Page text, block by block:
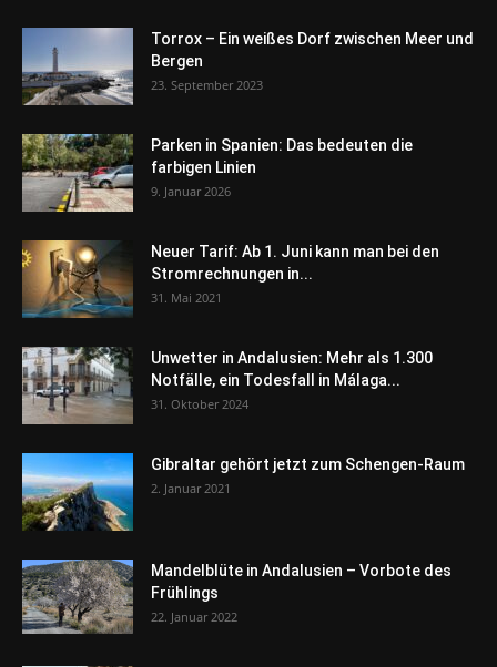
Torrox – Ein weißes Dorf zwischen Meer und
Bergen
23. September 2023
Parken in Spanien: Das bedeuten die
farbigen Linien
9. Januar 2026
Neuer Tarif: Ab 1. Juni kann man bei den
Stromrechnungen in...
31. Mai 2021
Unwetter in Andalusien: Mehr als 1.300
Notfälle, ein Todesfall in Málaga...
31. Oktober 2024
Gibraltar gehört jetzt zum Schengen-Raum
2. Januar 2021
Mandelblüte in Andalusien – Vorbote des
Frühlings
22. Januar 2022